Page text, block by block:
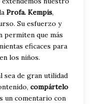
Profa. Kempis,
Su esfuerzo y
permiten que más
eficaces para
los niños.
sea de gran utilidad
compártelo
un comentario con